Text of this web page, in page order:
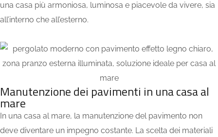
una casa più armoniosa, luminosa e piacevole da vivere, sia
all’interno che all’esterno.
Manutenzione dei pavimenti in una casa al
mare
In una casa al mare, la manutenzione del pavimento non
deve diventare un impegno costante. La scelta dei materiali